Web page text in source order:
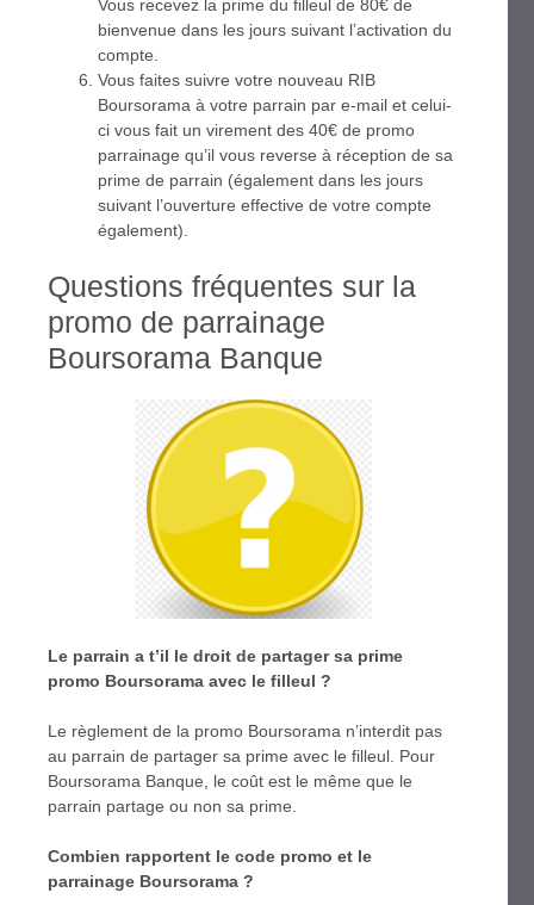
Vous recevez la prime du filleul de 80€ de
bienvenue dans les jours suivant l’activation du
compte.
Vous faites suivre votre nouveau RIB
Boursorama à votre parrain par e-mail et celui-
ci vous fait un virement des 40€ de promo
parrainage qu’il vous reverse à réception de sa
prime de parrain (également dans les jours
suivant l’ouverture effective de votre compte
également).
Questions fréquentes sur la
promo de parrainage
Boursorama Banque
Le parrain a t’il le droit de partager sa prime
promo Boursorama avec le filleul ?
Le règlement de la promo Boursorama n’interdit pas
au parrain de partager sa prime avec le filleul. Pour
Boursorama Banque, le coût est le même que le
parrain partage ou non sa prime.
Combien rapportent le code promo et le
parrainage Boursorama ?